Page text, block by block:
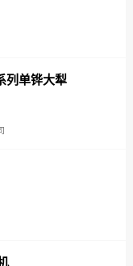
列单铧大犁